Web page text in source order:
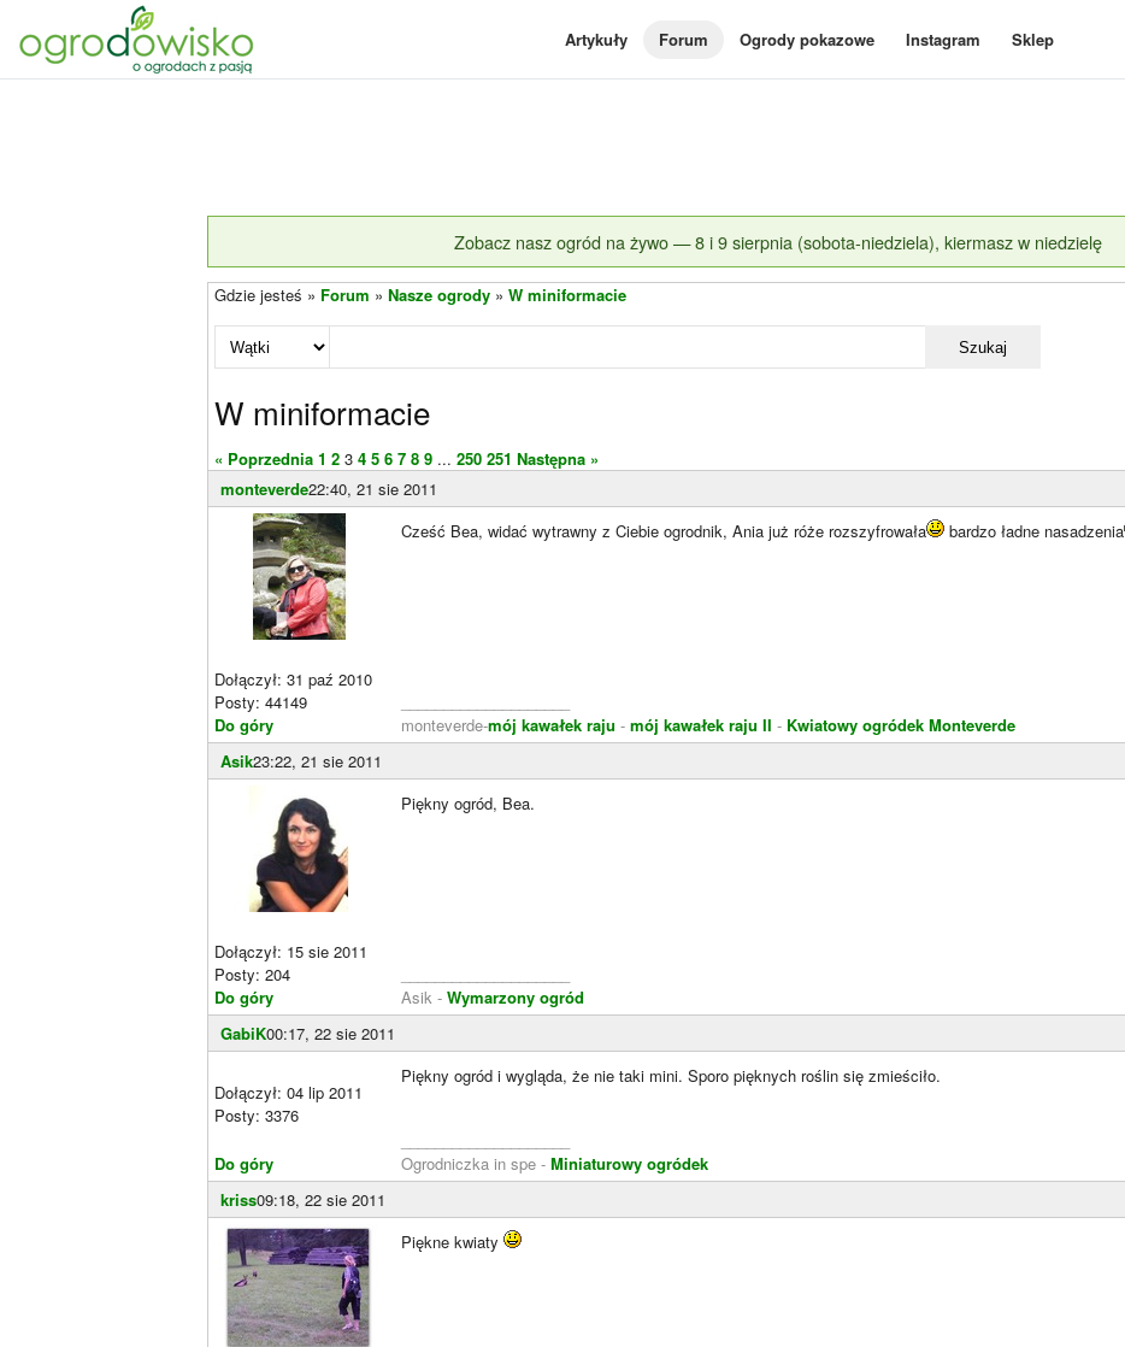
Artykuły Forum Ogrody pokazowe Instagram Sklep
Zobacz nasz ogród na żywo — 8 i 9 sierpnia (sobota-niedziela), kiermasz w niedzielę
Gdzie jesteś » Forum » Nasze ogrody » W miniformacie
Szukaj
W miniformacie
« Poprzednia 1 2 3 4 5 6 7 8 9 ... 250 251 Następna »
monteverde22:40, 21 sie 2011
Dołączył: 31 paź 2010
Posty: 44149
Do góry
Cześć Bea, widać wytrawny z Ciebie ogrodnik, Ania już róże rozszyfrowała bardzo ładne nasadzenia
monteverde-mój kawałek raju - mój kawałek raju II - Kwiatowy ogródek Monteverde
Asik23:22, 21 sie 2011
Dołączył: 15 sie 2011
Posty: 204
Do góry
Piękny ogród, Bea.
Asik - Wymarzony ogród
GabiK00:17, 22 sie 2011
Dołączył: 04 lip 2011
Posty: 3376
Do góry
Piękny ogród i wygląda, że nie taki mini. Sporo pięknych roślin się zmieściło.
Ogrodniczka in spe - Miniaturowy ogródek
kriss09:18, 22 sie 2011
Piękne kwiaty